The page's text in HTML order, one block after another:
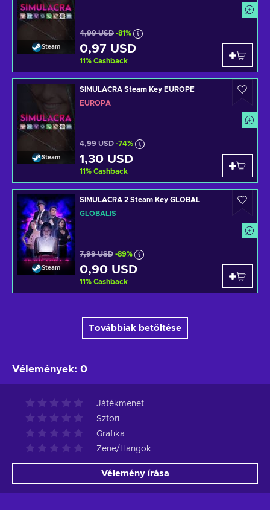
Steam
4,99 USD -81%
0,97 USD
11% Cashback
Steam
SIMULACRA Steam Key EUROPE
EURÓPA
4,99 USD -74%
1,30 USD
11% Cashback
Steam
SIMULACRA 2 Steam Key GLOBAL
GLOBÁLIS
7,99 USD -89%
0,90 USD
11% Cashback
Továbbiak betöltése
Vélemények: 0
Játékmenet
Sztori
Grafika
Zene/Hangok
Vélemény írása